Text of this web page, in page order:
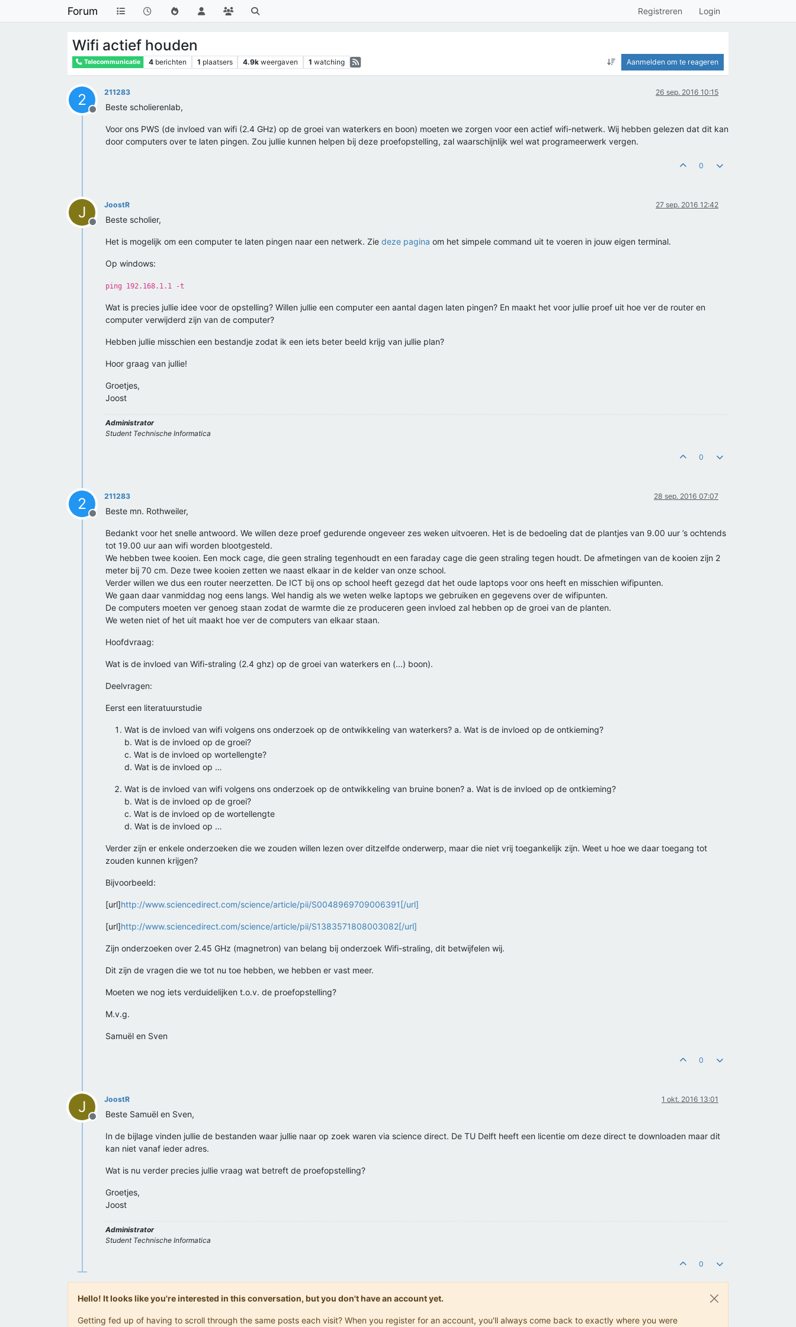
Forum Registreren Login
Wifi actief houden
Telecommunicatie 4 berichten 1 plaatsers 4.9k weergaven 1 watching Aanmelden om te reageren
2
Offline
211283 26 sep. 2016 10:15
Beste scholierenlab,
Voor ons PWS (de invloed van wifi (2.4 GHz) op de groei van waterkers en boon) moeten we zorgen voor een actief wifi-netwerk. Wij hebben gelezen dat dit kan
door computers over te laten pingen. Zou jullie kunnen helpen bij deze proefopstelling, zal waarschijnlijk wel wat programeerwerk vergen.
0
J
Offline
JoostR 27 sep. 2016 12:42
Beste scholier,
Het is mogelijk om een computer te laten pingen naar een netwerk. Zie deze pagina om het simpele command uit te voeren in jouw eigen terminal.
Op windows:
ping 192.168.1.1 -t
Wat is precies jullie idee voor de opstelling? Willen jullie een computer een aantal dagen laten pingen? En maakt het voor jullie proef uit hoe ver de router en
computer verwijderd zijn van de computer?
Hebben jullie misschien een bestandje zodat ik een iets beter beeld krijg van jullie plan?
Hoor graag van jullie!
Groetjes,
Joost
Administrator
Student Technische Informatica
0
2
Offline
211283 28 sep. 2016 07:07
Beste mn. Rothweiler,
Bedankt voor het snelle antwoord. We willen deze proef gedurende ongeveer zes weken uitvoeren. Het is de bedoeling dat de plantjes van 9.00 uur ’s ochtends
tot 19.00 uur aan wifi worden blootgesteld.
We hebben twee kooien. Een mock cage, die geen straling tegenhoudt en een faraday cage die geen straling tegen houdt. De afmetingen van de kooien zijn 2
meter bij 70 cm. Deze twee kooien zetten we naast elkaar in de kelder van onze school.
Verder willen we dus een router neerzetten. De ICT bij ons op school heeft gezegd dat het oude laptops voor ons heeft en misschien wifipunten.
We gaan daar vanmiddag nog eens langs. Wel handig als we weten welke laptops we gebruiken en gegevens over de wifipunten.
De computers moeten ver genoeg staan zodat de warmte die ze produceren geen invloed zal hebben op de groei van de planten.
We weten niet of het uit maakt hoe ver de computers van elkaar staan.
Hoofdvraag:
Wat is de invloed van Wifi-straling (2.4 ghz) op de groei van waterkers en (...) boon).
Deelvragen:
Eerst een literatuurstudie
Wat is de invloed van wifi volgens ons onderzoek op de ontwikkeling van waterkers? a. Wat is de invloed op de ontkieming?
b. Wat is de invloed op de groei?
c. Wat is de invloed op wortellengte?
d. Wat is de invloed op …
Wat is de invloed van wifi volgens ons onderzoek op de ontwikkeling van bruine bonen? a. Wat is de invloed op de ontkieming?
b. Wat is de invloed op de groei?
c. Wat is de invloed op de wortellengte
d. Wat is de invloed op …
Verder zijn er enkele onderzoeken die we zouden willen lezen over ditzelfde onderwerp, maar die niet vrij toegankelijk zijn. Weet u hoe we daar toegang tot
zouden kunnen krijgen?
Bijvoorbeeld:
[url]http://www.sciencedirect.com/science/article/pii/S0048969709006391[/url]
[url]http://www.sciencedirect.com/science/article/pii/S1383571808003082[/url]
Zijn onderzoeken over 2.45 GHz (magnetron) van belang bij onderzoek Wifi-straling, dit betwijfelen wij.
Dit zijn de vragen die we tot nu toe hebben, we hebben er vast meer.
Moeten we nog iets verduidelijken t.o.v. de proefopstelling?
M.v.g.
Samuël en Sven
0
J
Offline
JoostR 1 okt. 2016 13:01
Beste Samuël en Sven,
In de bijlage vinden jullie de bestanden waar jullie naar op zoek waren via science direct. De TU Delft heeft een licentie om deze direct te downloaden maar dit
kan niet vanaf ieder adres.
Wat is nu verder precies jullie vraag wat betreft de proefopstelling?
Groetjes,
Joost
Administrator
Student Technische Informatica
0
Hello! It looks like you're interested in this conversation, but you don't have an account yet.
Getting fed up of having to scroll through the same posts each visit? When you register for an account, you'll always come back to exactly where you were